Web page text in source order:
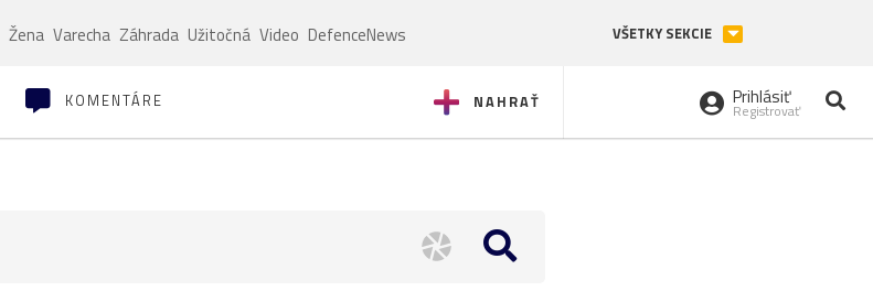
Žena Varecha Záhrada Užitočná Video DefenceNews VŠETKY SEKCIE
NAHRAŤ
KOMENTÁRE Prihlásiť
Registrovať